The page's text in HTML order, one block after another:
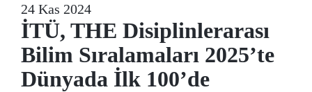
24 Kas 2024
İTÜ, THE Disiplinlerarası
Bilim Sıralamaları 2025’te
Dünyada İlk 100’de